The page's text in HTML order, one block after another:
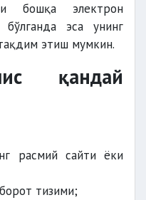
бошқа электрон
эса унинг
этиш мумкин.
қандай
расмий сайти ёки
тизими;